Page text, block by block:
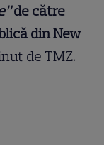
de către
din New
de TMZ.